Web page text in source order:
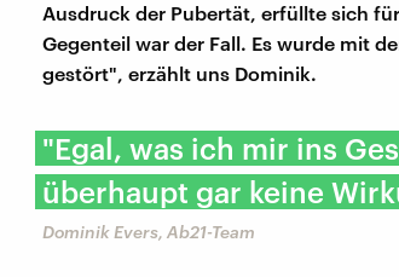
Ausdruck der Pubertät, erfüllte sich
Gegenteil war der Fall. Es wurde mit
gestört", erzählt uns Dominik.
"Egal, was ich mir ins
überhaupt gar keine
Dominik Evers, Ab21-Team